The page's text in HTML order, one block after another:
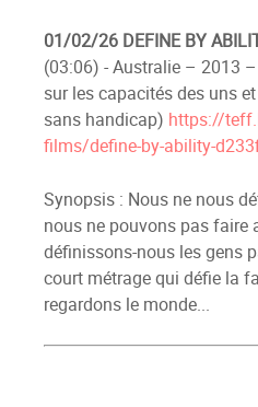
01/02/26 DEFINE BY
(03:06) - Australie – 2013
sur les capacités des uns
sans handicap) https://
films/define-by-ability-
Synopsis : Nous ne nous
nous ne pouvons pas faire
définissons-nous les gens
court métrage qui défie la
regardons le monde...